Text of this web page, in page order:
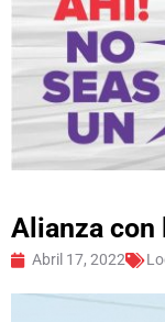
Alianza con
Abril 17, 2022